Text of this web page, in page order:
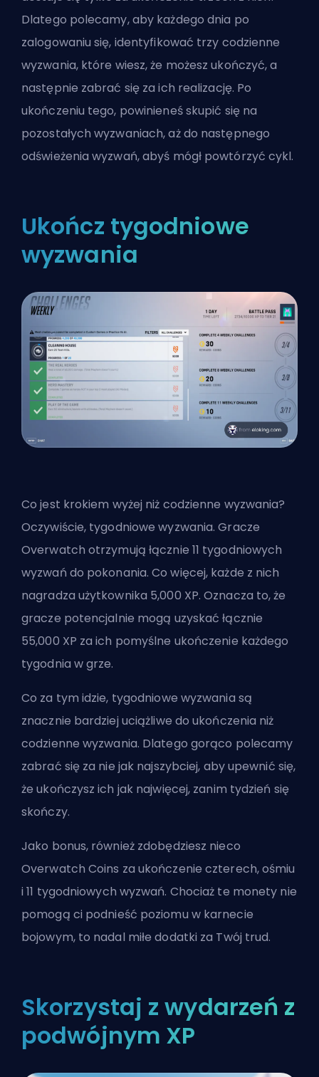
Dlatego polecamy, aby każdego dnia po
zalogowaniu się, identyfikować trzy codzienne
wyzwania, które wiesz, że możesz ukończyć, a
następnie zabrać się za ich realizację. Po
ukończeniu tego, powinieneś skupić się na
pozostałych wyzwaniach, aż do następnego
odświeżenia wyzwań, abyś mógł powtórzyć cykl.
Ukończ tygodniowe
wyzwania
Co jest krokiem wyżej niż codzienne wyzwania?
Oczywiście, tygodniowe wyzwania. Gracze
Overwatch otrzymują łącznie 11 tygodniowych
wyzwań do pokonania. Co więcej, każde z nich
nagradza użytkownika 5,000 XP. Oznacza to, że
gracze potencjalnie mogą uzyskać łącznie
55,000 XP za ich pomyślne ukończenie każdego
tygodnia w grze.
Co za tym idzie, tygodniowe wyzwania są
znacznie bardziej uciążliwe do ukończenia niż
codzienne wyzwania. Dlatego gorąco polecamy
zabrać się za nie jak najszybciej, aby upewnić się,
że ukończysz ich jak najwięcej, zanim tydzień się
skończy.
Jako bonus, również zdobędziesz nieco
Overwatch Coins za ukończenie czterech, ośmiu
i 11 tygodniowych wyzwań. Chociaż te monety nie
pomogą ci podnieść poziomu w karnecie
bojowym, to nadal miłe dodatki za Twój trud.
Skorzystaj z wydarzeń z
podwójnym XP